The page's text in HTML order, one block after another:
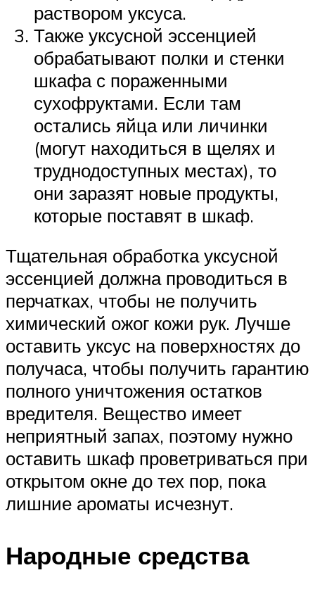
раствором уксуса.
Также уксусной эссенцией
обрабатывают полки и стенки
шкафа с пораженными
сухофруктами. Если там
остались яйца или личинки
(могут находиться в щелях и
труднодоступных местах), то
они заразят новые продукты,
которые поставят в шкаф.
Тщательная обработка уксусной
эссенцией должна проводиться в
перчатках, чтобы не получить
химический ожог кожи рук. Лучше
оставить уксус на поверхностях до
получаса, чтобы получить гарантию
полного уничтожения остатков
вредителя. Вещество имеет
неприятный запах, поэтому нужно
оставить шкаф проветриваться при
открытом окне до тех пор, пока
лишние ароматы исчезнут.
Народные средства